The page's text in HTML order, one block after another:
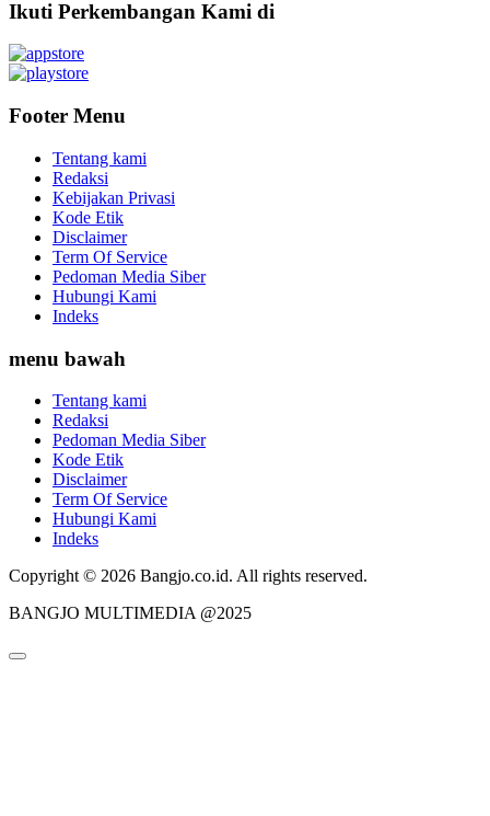
Ikuti Perkembangan Kami di
Footer Menu
Tentang kami
Redaksi
Kebijakan Privasi
Kode Etik
Disclaimer
Term Of Service
Pedoman Media Siber
Hubungi Kami
Indeks
menu bawah
Tentang kami
Redaksi
Pedoman Media Siber
Kode Etik
Disclaimer
Term Of Service
Hubungi Kami
Indeks
Copyright © 2026 Bangjo.co.id. All rights reserved.
BANGJO MULTIMEDIA @2025